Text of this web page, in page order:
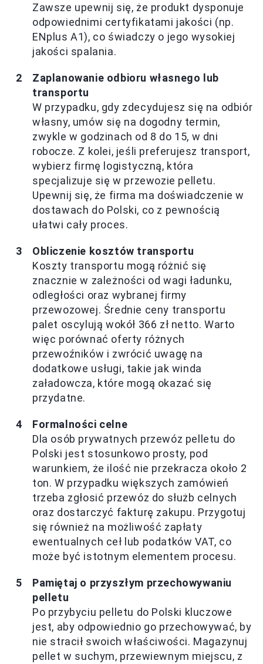
Zawsze upewnij się, że produkt dysponuje
odpowiednimi certyfikatami jakości (np.
ENplus A1), co świadczy o jego wysokiej
jakości spalania.
Zaplanowanie odbioru własnego lub
transportu
W przypadku, gdy zdecydujesz się na odbiór
własny, umów się na dogodny termin,
zwykle w godzinach od 8 do 15, w dni
robocze. Z kolei, jeśli preferujesz transport,
wybierz firmę logistyczną, która
specjalizuje się w przewozie pelletu.
Upewnij się, że firma ma doświadczenie w
dostawach do Polski, co z pewnością
ułatwi cały proces.
Obliczenie kosztów transportu
Koszty transportu mogą różnić się
znacznie w zależności od wagi ładunku,
odległości oraz wybranej firmy
przewozowej. Średnie ceny transportu
palet oscylują wokół 366 zł netto. Warto
więc porównać oferty różnych
przewoźników i zwrócić uwagę na
dodatkowe usługi, takie jak winda
załadowcza, które mogą okazać się
przydatne.
Formalności celne
Dla osób prywatnych przewóz pelletu do
Polski jest stosunkowo prosty, pod
warunkiem, że ilość nie przekracza około 2
ton. W przypadku większych zamówień
trzeba zgłosić przewóz do służb celnych
oraz dostarczyć fakturę zakupu. Przygotuj
się również na możliwość zapłaty
ewentualnych ceł lub podatków VAT, co
może być istotnym elementem procesu.
Pamiętaj o przyszłym przechowywaniu
pelletu
Po przybyciu pelletu do Polski kluczowe
jest, aby odpowiednio go przechowywać, by
nie stracił swoich właściwości. Magazynuj
pellet w suchym, przewiewnym miejscu, z